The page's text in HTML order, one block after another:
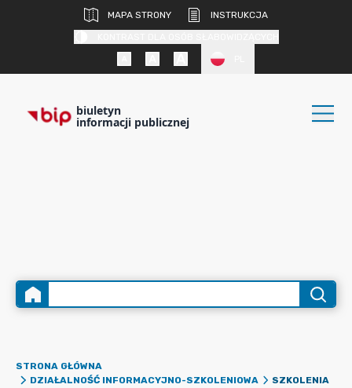
MAPA STRONY
INSTRUKCJA
biuletyn
informacji publicznej
STRONA GŁÓWNA
DZIAŁALNOŚĆ INFORMACYJNO-SZKOLENIOWA
SZKOLENIA